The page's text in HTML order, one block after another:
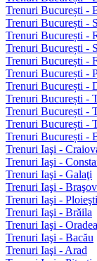
Trenuri București -
Trenuri București -
Trenuri București -
Trenuri București -
Trenuri București -
Trenuri București -
Trenuri București -
Trenuri București -
Trenuri București -
Trenuri București -
Trenuri București -
Trenuri Iaşi -
Trenuri Iaşi -
Trenuri Iaşi - Galaţi
Trenuri Iaşi - Braşov
Trenuri Iaşi - Ploieşti
Trenuri Iaşi - Brăila
Trenuri Iaşi - Oradea
Trenuri Iaşi - Bacău
Trenuri Iaşi - Arad